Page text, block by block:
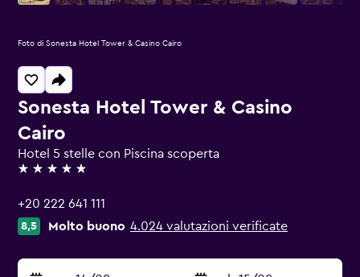
Sonesta Hotel Tower & Casino
Cairo
Hotel 5 stelle con Piscina scoperta
5 stelle
+20 222 641 111
8,5 Molto buono 4.024 valutazioni verificate
Foto di Sonesta Hotel Tower & Casino Cairo